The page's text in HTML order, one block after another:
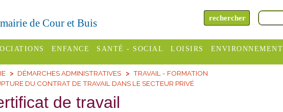
de Cour et Buis
des
ENFANCE
Assistantes
SANTÉ - SOCIAL
Centres
LOISIRS
Campings
ENVIRONNEMENT
DÉMARCHES ADMINISTRATIVES
TRAVAIL - FORMATION
DU CONTRAT DE TRAVAIL DANS LE SECTEUR PRIVÉ
de travail